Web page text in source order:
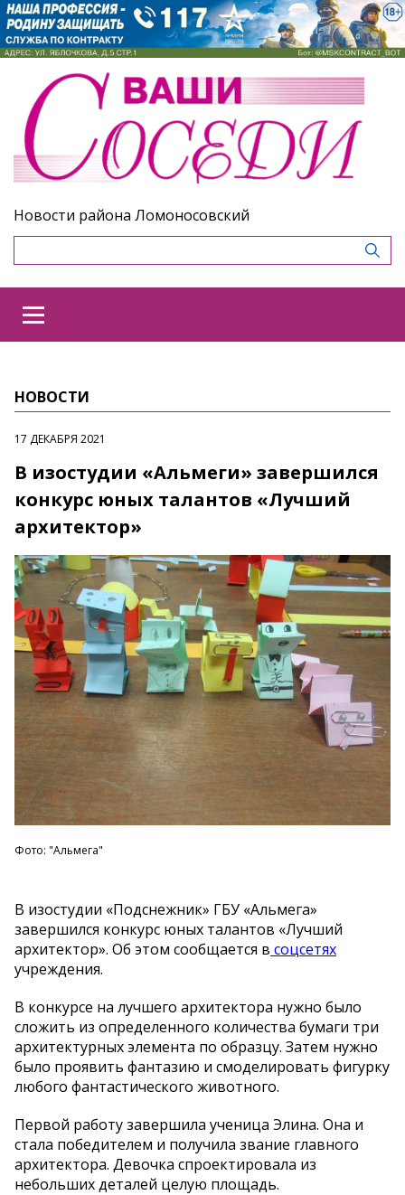
Новости района Ломоносовский
НОВОСТИ
17 ДЕКАБРЯ 2021
В изостудии «Альмеги» завершился
конкурс юных талантов «Лучший
архитектор»
Фото: "Альмега"
В изостудии «Подснежник» ГБУ «Альмега»
завершился конкурс юных талантов «Лучший
архитектор». Об этом сообщается в соцсетях
учреждения.
В конкурсе на лучшего архитектора нужно было
сложить из определенного количества бумаги три
архитектурных элемента по образцу. Затем нужно
было проявить фантазию и смоделировать фигурку
любого фантастического животного.
Первой работу завершила ученица Элина. Она и
стала победителем и получила звание главного
архитектора. Девочка спроектировала из
небольших деталей целую площадь.